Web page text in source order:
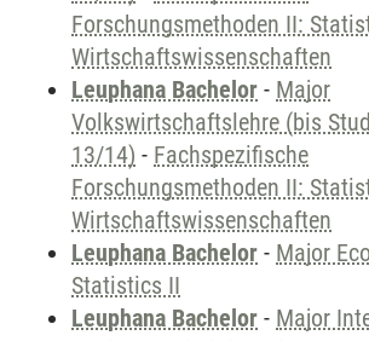
Forschungsmethoden II:
Wirtschaftswissenschaften
Leuphana Bachelor - Major
Volkswirtschaftslehre (bis
13/14) - Fachspezifische
Forschungsmethoden II:
Wirtschaftswissenschaften
Leuphana Bachelor - Major
Statistics II
Leuphana Bachelor - Major